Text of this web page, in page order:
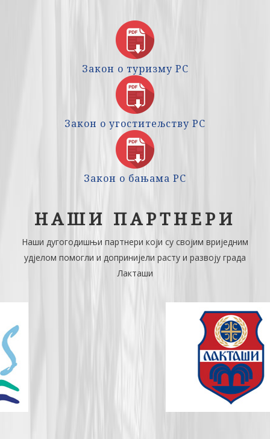
Закон о туризму РС
Закон о угоститељству РС
Закон о бањама РС
НАШИ ПАРТНЕРИ
Наши дугогодишњи партнери који су својим вриједним
удјелом помогли и допринијели расту и развоју града
Лакташи